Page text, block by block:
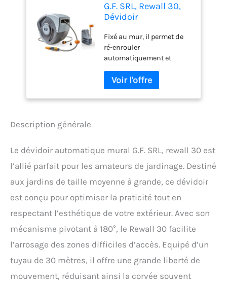
G.F. SRL, Rewall 30,
Dévidoir
pour arroser Les
Jardins de Taille
Moyenne à Grande,
pivotant à 180°, avec
3O mètres de Tuyau,
équipé d'accessoires.
Fixé au mur, il permet de
ré-enrouler
automatiquement et
aucun effort Complet
d’accessoires pour
l’arrosage : 30 mètres de
mètres 1/2 , raccord
aquastop soft touch ½.
de bloquer le tuyau dans
la position la plus pratique
Slow return: il assure un
ré-enroulement lent et
sans à-coups du tuyau
Safety block: système de
sécurité “anti-extraction”
accidentelle du pivot
Description générale
Le dévidoir automatique mural G.F. SRL, rewall 30 est
l’allié parfait pour les amateurs de jardinage. Destiné
aux jardins de taille moyenne à grande, ce dévidoir
est conçu pour optimiser la praticité tout en
respectant l’esthétique de votre extérieur. Avec son
mécanisme pivotant à 180°, le Rewall 30 facilite
l’arrosage des zones difficiles d’accès. Equipé d’un
tuyau de 30 mètres, il offre une grande liberté de
mouvement, réduisant ainsi la corvée souvent